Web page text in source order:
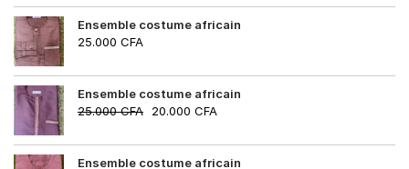
Ensemble costume africain
25.000 CFA
Ensemble costume africain
25.000CFA 20.000 CFA
Ensemble costume africain